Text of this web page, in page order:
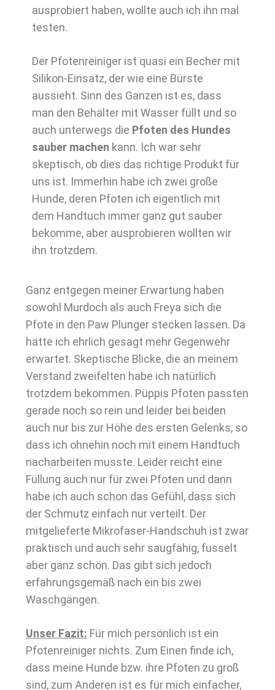
ausprobiert haben, wollte auch ich ihn mal
testen.
Der Pfotenreiniger ist quasi ein Becher mit
Silikon-Einsatz, der wie eine Bürste
aussieht. Sinn des Ganzen ist es, dass
man den Behälter mit Wasser füllt und so
auch unterwegs die Pfoten des Hundes
sauber machen kann. Ich war sehr
skeptisch, ob dies das richtige Produkt für
uns ist. Immerhin habe ich zwei große
Hunde, deren Pfoten ich eigentlich mit
dem Handtuch immer ganz gut sauber
bekomme, aber ausprobieren wollten wir
ihn trotzdem.
Ganz entgegen meiner Erwartung haben
sowohl Murdoch als auch Freya sich die
Pfote in den Paw Plunger stecken lassen. Da
hätte ich ehrlich gesagt mehr Gegenwehr
erwartet. Skeptische Blicke, die an meinem
Verstand zweifelten habe ich natürlich
trotzdem bekommen. Püppis Pfoten passten
gerade noch so rein und leider bei beiden
auch nur bis zur Höhe des ersten Gelenks, so
dass ich ohnehin noch mit einem Handtuch
nacharbeiten musste. Leider reicht eine
Füllung auch nur für zwei Pfoten und dann
habe ich auch schon das Gefühl, dass sich
der Schmutz einfach nur verteilt. Der
mitgelieferte Mikrofaser-Handschuh ist zwar
praktisch und auch sehr saugfähig, fusselt
aber ganz schön. Das gibt sich jedoch
erfahrungsgemäß nach ein bis zwei
Waschgängen.
Unser Fazit: Für mich persönlich ist ein
Pfotenreiniger nichts. Zum Einen finde ich,
dass meine Hunde bzw. ihre Pfoten zu groß
sind, zum Anderen ist es für mich einfacher,